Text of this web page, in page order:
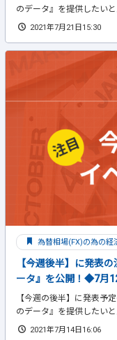
のデータ』を提供したい
2021年7月21日15:30
為替相場(FX)の為の経
【今週後半】に発表
ータ』を公開！◆7月
【今週の後半】に発表予
のデータ』を提供したいと
2021年7月14日16:06